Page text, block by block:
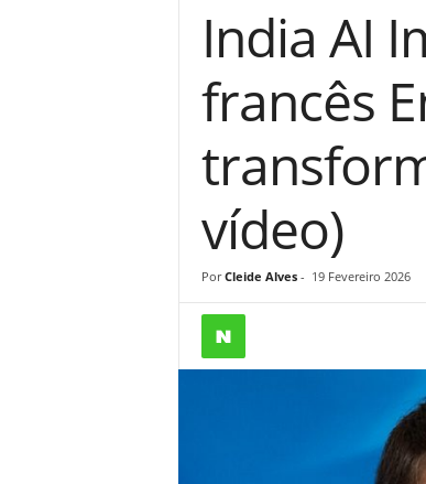
India AI
francês
vídeo)
Por Cleide Alves- 19 Fevereiro 2026